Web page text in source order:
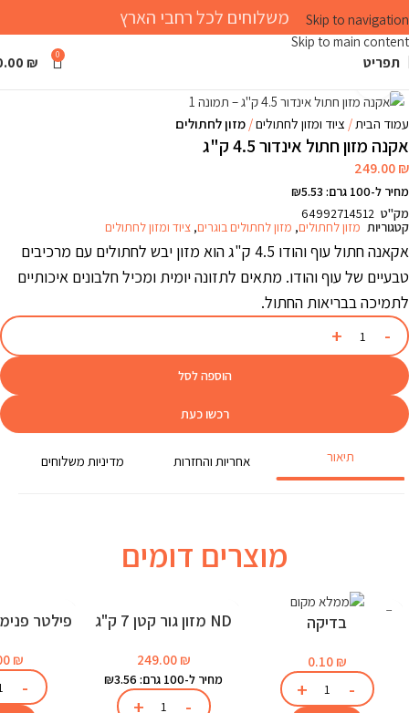
Skip to navigation
Skip to main content
משלוחים לכל רחבי הארץ
תפריט 0
₪
עמוד הבית ציוד ומזון לחתולים מזון לחתולים
אקנה מזון חתול אינדור 4.5 ק"ג
249.00₪
מחיר ל-100 גרם: ₪5.53
מק"ט 64992714512
קטגוריות מזון לחתולים, מזון לחתולים בוגרים, ציוד ומזון לחתולים
אקאנה חתול עוף והודו 4.5 ק"ג הוא מזון יבש לחתולים עם מרכיבים
טבעיים של עוף והודו. מתאים לתזונה יומית ומכיל חלבונים איכותיים
לתמיכה בבריאות החתול.
הוספה לסל
רכשו כעת
תיאור אחריות והחזרות מדיניות משלוחים
מוצרים דומים
בדיקה
0.10 ₪
ND מזון גור קטן 7 ק"ג
249.00 ₪
מחיר ל-100 גרם: ₪3.56
₪